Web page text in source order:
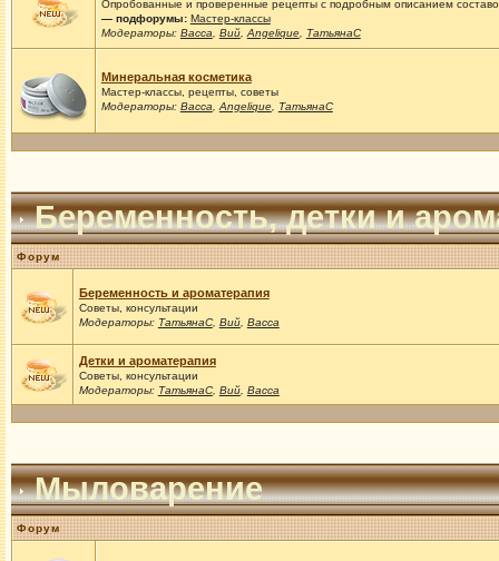
Опробованные и проверенные рецепты с подробным описанием
— подфорумы: Мастер-классы
Модераторы: Васса Вий, Angelique, ТатьянаС
Минеральная косметика
Мастер-классы, рецепты, советы
Модераторы: Васса Angelique, ТатьянаС
Беременность, детки и
Форум
Беременность и ароматерапия
Советы, консультации
Модераторы: ТатьянаС, Вий, Васса
Детки и ароматерапия
Советы, консультации
Модераторы: ТатьянаС, Вий, Васса
Мыловарение
Форум